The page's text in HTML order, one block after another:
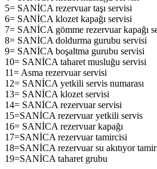
5= SANİCA rezervuar taşı servisi
6= SANİCA klozet kapağı servisi
7= SANİCA gömme rezervuar kapağı
8= SANİCA doldurma gurubu servisi
9= SANİCA boşaltma gurubu servisi
10= SANİCA taharet musluğu servisi
11= Asma rezervuar servisi
12= SANİCA yetkili servis numarası
13= SANİCA klozet servisi
14= SANİCA rezervuar servisi
15=SANİCA rezervuar yetkili servis
16= SANİCA rezervuar kapağı
17=SANİCA rezervuar tamircisi
18=SANİCA rezervuar su akıtıyor tamiri
19=SANİCA taharet grubu